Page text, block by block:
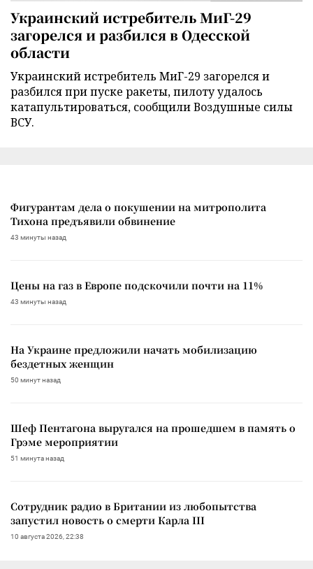
Украинский истребитель МиГ-29
загорелся и разбился в Одесской
области
Украинский истребитель МиГ-29 загорелся и
разбился при пуске ракеты, пилоту удалось
катапультироваться, сообщили Воздушные силы
ВСУ.
Фигурантам дела о покушении на митрополита
Тихона предъявили обвинение
43 минуты назад
Цены на газ в Европе подскочили почти на 11%
43 минуты назад
На Украине предложили начать мобилизацию
бездетных женщин
50 минут назад
Шеф Пентагона выругался на прошедшем в память о
Грэме мероприятии
51 минута назад
Сотрудник радио в Британии из любопытства
запустил новость о смерти Карла III
10 августа 2026, 22:38